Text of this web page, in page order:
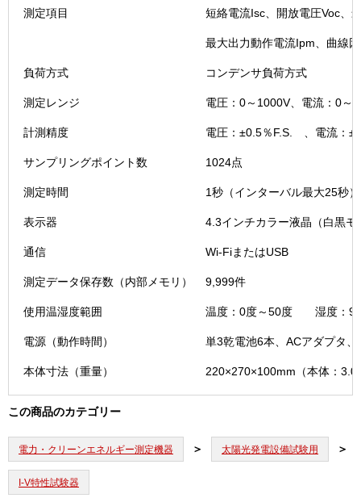
測定項目 短絡電流Isc、開放電圧Voc、
最大出力動作電流Ipm、曲線
負荷方式 コンデンサ負荷方式
測定レンジ 電圧：0～1000V、電流：0～
計測精度 電圧：±0.5％F.S. 、電流：
サンプリングポイント数 1024点
測定時間 1秒（インターバル最大25秒）
表示器 4.3インチカラー液晶（白黒モ
通信 Wi-FiまたはUSB
測定データ保存数（内部メモリ） 9,999件
使用温湿度範囲 温度：0度～50度 湿度：90
電源（動作時間） 単3乾電池6本、ACアダプタ、
本体寸法（重量） 220×270×100mm（本体：
この商品のカテゴリー
電力・クリーンエネルギー測定機器 太陽光発電設備試験用
I-V特性試験器